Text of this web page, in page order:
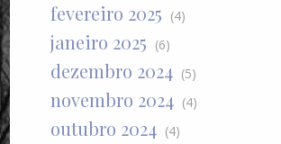
fevereiro 2025 (4)
janeiro 2025 (6)
dezembro 2024 (5)
novembro 2024 (4)
outubro 2024 (4)